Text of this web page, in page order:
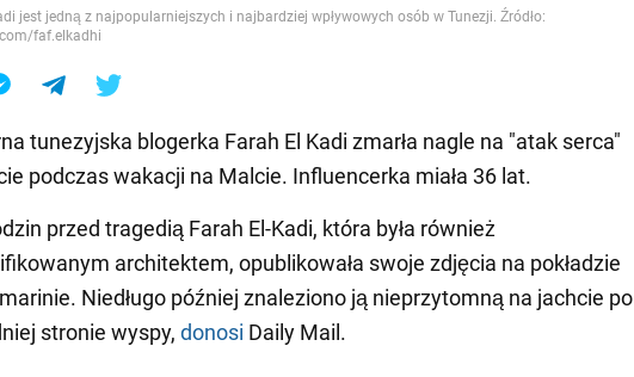
jest jedną z najpopularniejszych i najbardziej wpływowych osób w Tunezji. Źródło:
faf.elkadhi
tunezyjska blogerka Farah El Kadi zmarła nagle na "atak serca"
podczas wakacji na Malcie. Influencerka miała 36 lat.
przed tragedią Farah El-Kadi, która była również
architektem, opublikowała swoje zdjęcia na pokładzie
Niedługo później znaleziono ją nieprzytomną na jachcie po
stronie wyspy, donosi Daily Mail.